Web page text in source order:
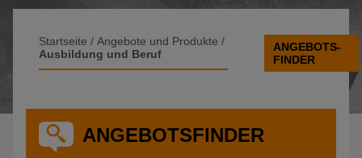
Startseite / Angebote und Produkte /
Ausbildung und Beruf
ANGEBOTS-
FINDER
ANGEBOTSFINDER